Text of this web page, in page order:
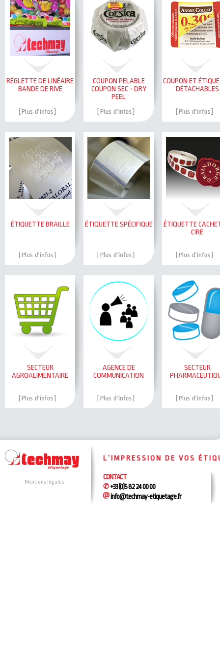
RÉGLETTE DE LINÉAIRE
BANDE DE RIVE
COUPON PELABLE
COUPON SEC - DRY
PEEL
COUPON ET
DÉTACHABLES
ÉTIQUETTE BRAILLE ÉTIQUETTE SPÉCIFIQUE
ÉTIQUETTE
CIRE
SECTEUR
AGROALIMENTAIRE
AGENCE DE
COMMUNICATION
SECTEUR
Mentions légales
L’IMPRESSION DE VOS
CONTACT
+33 (0)5 82 24 00 00
info@techmay-etiquetage.fr